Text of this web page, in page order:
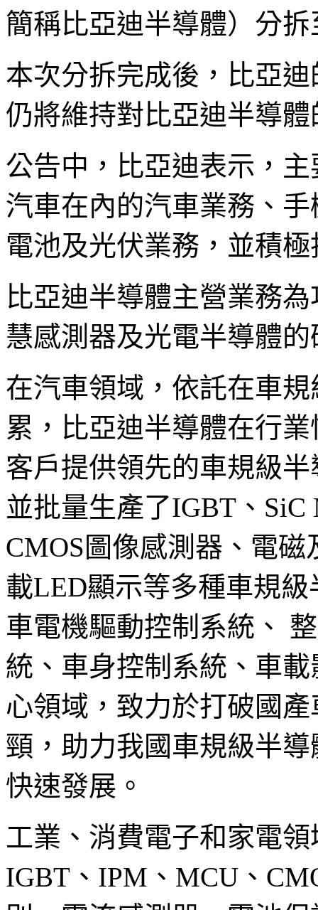
簡稱比亞迪半導體）分
本次分拆完成後，比亞
仍將維持對比亞迪半導
公告中，比亞迪表示，
汽車在內的汽車業務、
電池及光伏業務，並積
比亞迪半導體主營業務
慧感測器及光電半導體
在汽車領域，依託在車
累，比亞迪半導體在行
客戶提供領先的車規級
並批量生產了IGBT、
CMOS圖像感測器、電
載LED顯示等多種車規
車電機驅動控制系統、
統、車身控制系統、車
心領域，致力於打破國
頸，助力我國車規級半
快速發展。
工業、消費電子和家電
IGBT、IPM、MCU、